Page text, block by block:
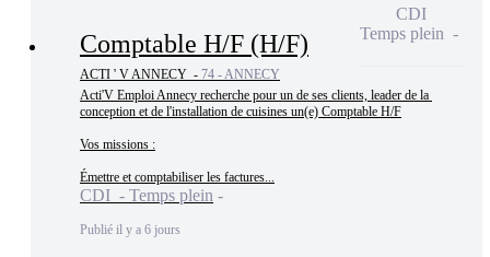
Comptable H/F (H/F)
ACTI ' V ANNECY - 74 - ANNECY
Acti'V Emploi Annecy recherche pour un de ses clients, leader de la
conception et de l'installation de cuisines un(e) Comptable H/F
Vos missions :
Émettre et comptabiliser les factures...
CDI - Temps plein
Publié il y a 6 jours
CDI
Temps plein